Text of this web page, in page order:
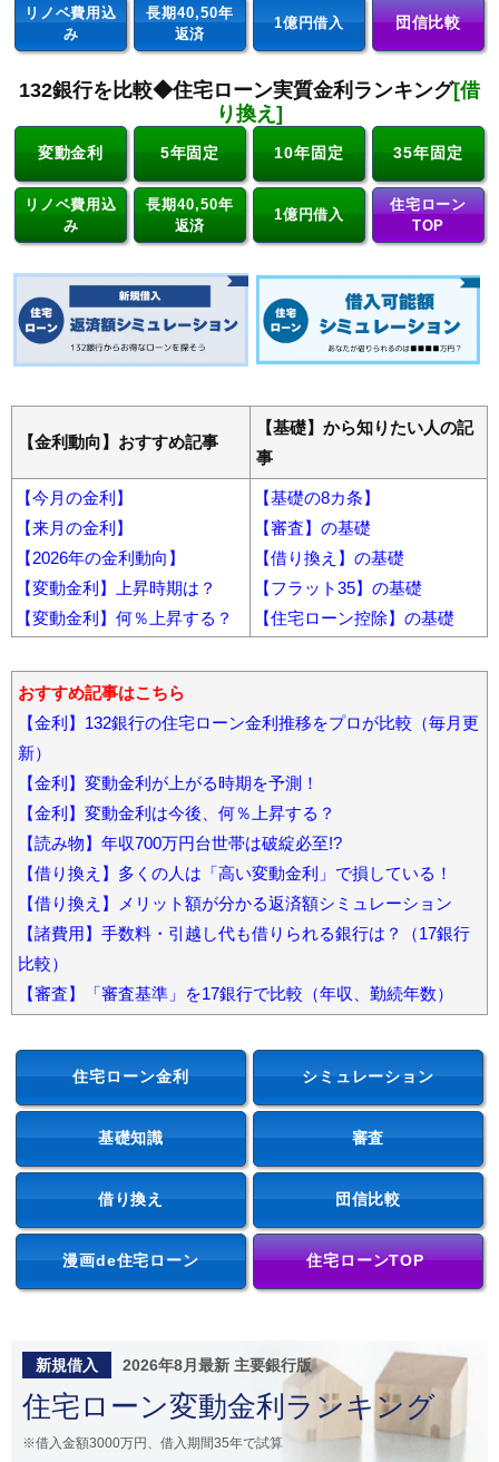
・年収500万円の4人家族の上限は3000万円!?
・年収600万円の40代独身の上限は3000万円!?
・年収700万円の共働き夫婦の上限は5000万円!?
・年収800万円の3人家族の上限は4500万円!?
・年収1000万円の30代4人家族の上限は5000万円!?
・年収1000万円の40代4人家族の上限は3500万円!?
・年収1000万円の50代夫婦の上限は3000万円!?
リノベ費用込
み
長期40,50年
返済
1億円借入 団信比較
132銀行を比較◆住宅ローン実質金利ランキング[借
り換え]
変動金利 5年固定 10年固定 35年固定
リノベ費用込
み
長期40,50年
返済
1億円借入
住宅ローン
TOP
【金利動向】おすすめ記事
【基礎】から知りたい人の記
事
【今月の金利】
【来月の金利】
【2026年の金利動向】
【変動金利】上昇時期は？
【変動金利】何％上昇する？
【基礎の8カ条】
【審査】の基礎
【借り換え】の基礎
【フラット35】の基礎
【住宅ローン控除】の基礎
おすすめ記事はこちら
【金利】132銀行の住宅ローン金利推移をプロが比較（毎月更
新）
【金利】変動金利が上がる時期を予測！
【金利】変動金利は今後、何％上昇する？
【読み物】年収700万円台世帯は破綻必至!?
【借り換え】多くの人は「高い変動金利」で損している！
【借り換え】メリット額が分かる返済額シミュレーション
【諸費用】手数料・引越し代も借りられる銀行は？（17銀行
比較）
【審査】「審査基準」を17銀行で比較（年収、勤続年数）
住宅ローン金利 シミュレーション
基礎知識 審査
借り換え 団信比較
漫画de住宅ローン 住宅ローンTOP
新規借入 2026年8月最新 主要銀行版
住宅ローン変動金利ランキング
※借入金額3000万円、借入期間35年で試算